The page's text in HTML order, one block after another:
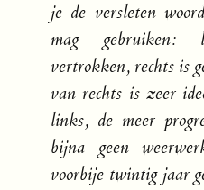
je de versleten
mag gebruiken:
vertrokken, rechts is
van rechts is zeer
links, de meer
bijna geen
voorbije twintig jaar